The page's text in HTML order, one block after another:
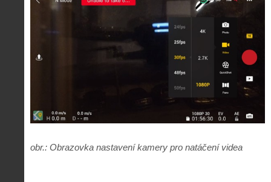
obr.: Obrazovka nastavení kamery pro natáčení videa